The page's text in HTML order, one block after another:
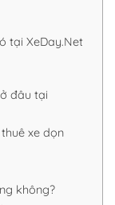
tại XeDay.Net
đâu tại
xe dọn
không?